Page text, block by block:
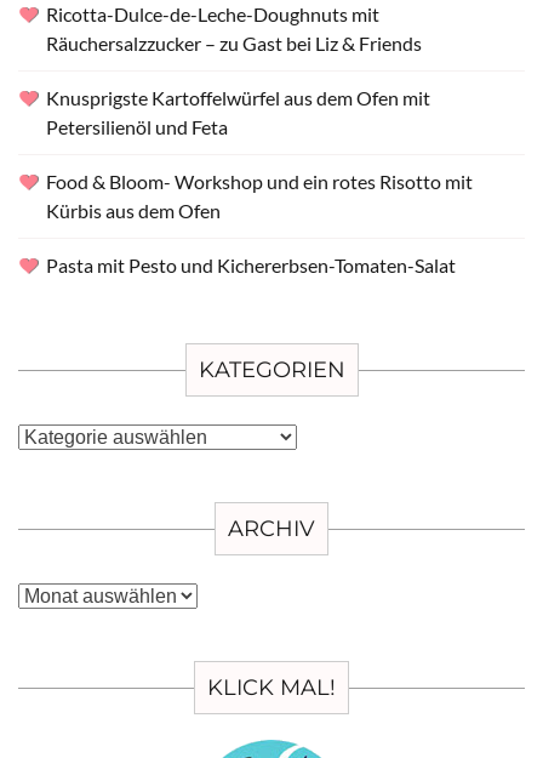
Ricotta-Dulce-de-Leche-Doughnuts mit
Räuchersalzzucker – zu Gast bei Liz & Friends
Knusprigste Kartoffelwürfel aus dem Ofen mit
Petersilienöl und Feta
Food & Bloom- Workshop und ein rotes Risotto mit
Kürbis aus dem Ofen
Pasta mit Pesto und Kichererbsen-Tomaten-Salat
KATEGORIEN
Kategorien
ARCHIV
Archiv
KLICK MAL!